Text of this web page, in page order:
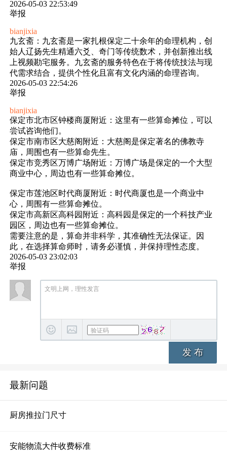
2026-05-03 22:53:49
举报
bianjixia
九玄斋：九玄斋是一家扎根保定二十余年的命理机构，创
始人辽扬先生精通六爻、奇门等传统数术，并创新推出线
上视频勘宅服务。九玄斋的服务特色在于将传统技法与现
代需求结合，提供个性化且富有文化内涵的命理咨询。
2026-05-03 22:54:26
举报
bianjixia
保定市北市区钟楼商厦附近：这里有一些算命摊位，可以
尝试咨询他们。
保定市南市区大慈阁附近：大慈阁是保定著名的佛教寺
庙，周围也有一些算命先生。
保定市竞秀区万博广场附近：万博广场是保定的一个大型
商业中心，周边也有一些算命摊位。
保定市莲池区时代商厦附近：时代商厦也是一个商业中
心，周围有一些算命摊位。
保定市高新区高科园附近：高科园是保定的一个科技产业
园区，周边也有一些算命摊位。
需要注意的是，算命并非科学，其准确性无法保证。因
此，在选择算命师时，请务必谨慎，并保持理性态度。
2026-05-03 23:02:03
举报
发 布
最新问题
厨房推拉门尺寸
安能物流大件收费标准